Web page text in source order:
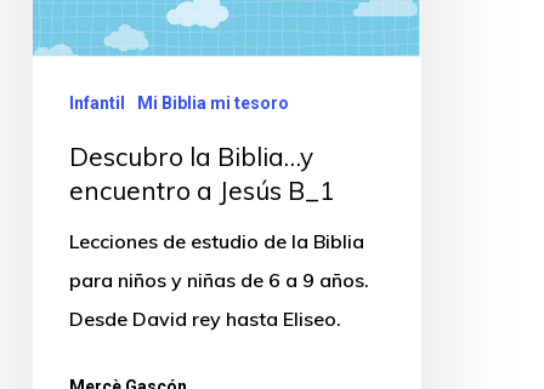
Infantil Mi Biblia mi tesoro
Descubro la Biblia…y
encuentro a Jesús B_1
Lecciones de estudio de la Biblia
para niños y niñas de 6 a 9 años.
Desde David rey hasta Eliseo.